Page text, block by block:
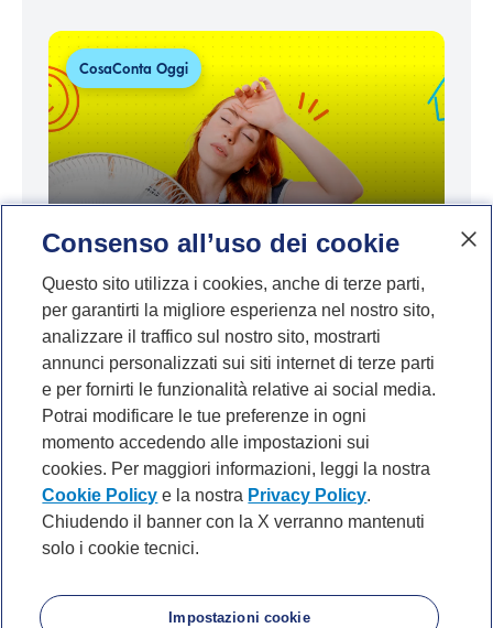
CosaConta Oggi
Caldo record: quanto costa davvero
difendersi dalle alte temperature?
Privacy Cookie Policy Accessibilità About
Noi di Mediolanum
Mappa del sito
Consenso all’uso dei cookie
Questo sito utilizza i cookies, anche di terze parti,
per garantirti la migliore esperienza nel nostro sito,
analizzare il traffico sul nostro sito, mostrarti
annunci personalizzati sui siti internet di terze parti
e per fornirti le funzionalità relative ai social media.
Potrai modificare le tue preferenze in ogni
momento accedendo alle impostazioni sui
cookies. Per maggiori informazioni, leggi la nostra
Cookie Policy e la nostra Privacy Policy.
Chiudendo il banner con la X verranno mantenuti
solo i cookie tecnici.
Impostazioni cookie